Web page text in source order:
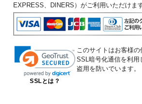
EXPRESS、DINERS）がご利用いただけます
SSLとは？
このサイトはお客様
SSL暗号化通信を利用
盗用を防いでいます。